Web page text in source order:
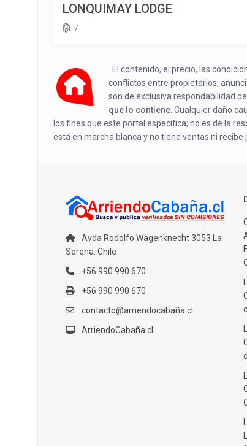
LONQUIMAY LODGE
/
El contenido, el precio, las
conflictos entre propietarios,
son de exclusiva respondabilidad
que lo contiene . Cualquier daño
los fines que este portal especifica; no es de la
está en marcha blanca y no tiene ventas ni
Avda Rodolfo Wagenknecht 3053 La
Serena. Chile
+56 990 990 670
+56 990 990 670
contacto@arriendocabaña.cl
ArriendoCabaña.cl